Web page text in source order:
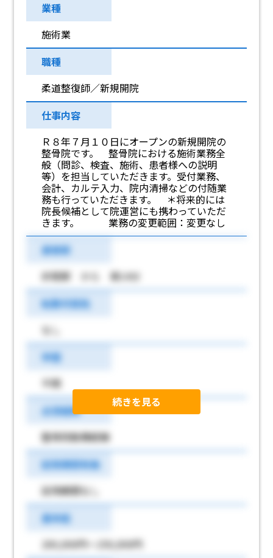
業種
施術業
職種
柔道整復師／新規開院
仕事内容
Ｒ８年７月１０日にオープンの新規開院の
整骨院です。 整骨院における施術業務全
般（問診、検査、施術、患者様への説明
等）を担当していただきます。受付業務、
会計、カルテ入力、院内清掃などの付随業
務も行っていただきます。 ＊将来的には
院長候補として院運営にも携わっていただ
きます。 業務の変更範囲：変更なし
最寄駅
折尾駅 から 車14分
転勤可能性
なし
学歴
不問
必須経験
整骨院勤務経験
試用期間有無
試用期間なし
基本給
200,000円～250,000円
続きを見る